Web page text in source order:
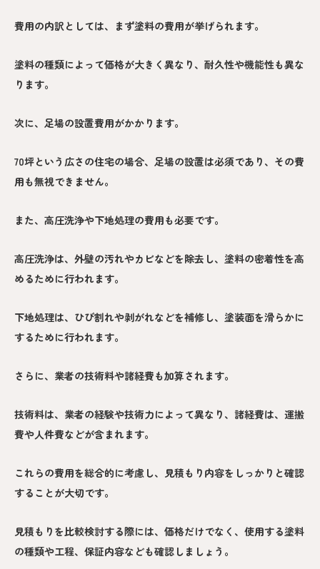
費用の内訳としては、まず塗料の費用が挙げられます。
塗料の種類によって価格が大きく異なり、耐久性や機能性も異な
ります。
次に、足場の設置費用がかかります。
70坪という広さの住宅の場合、足場の設置は必須であり、その費
用も無視できません。
また、高圧洗浄や下地処理の費用も必要です。
高圧洗浄は、外壁の汚れやカビなどを除去し、塗料の密着性を高
めるために行われます。
下地処理は、ひび割れや剥がれなどを補修し、塗装面を滑らかに
するために行われます。
さらに、業者の技術料や諸経費も加算されます。
技術料は、業者の経験や技術力によって異なり、諸経費は、運搬
費や人件費などが含まれます。
これらの費用を総合的に考慮し、見積もり内容をしっかりと確認
することが大切です。
見積もりを比較検討する際には、価格だけでなく、使用する塗料
の種類や工程、保証内容なども確認しましょう。